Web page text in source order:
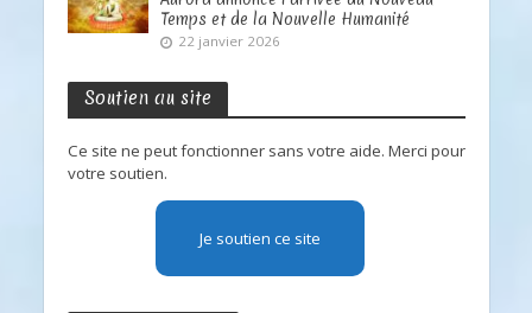
Temps et de la Nouvelle Humanité
22 janvier 2026
Soutien au site
Ce site ne peut fonctionner sans votre aide. Merci pour
votre soutien.
Je soutien ce site